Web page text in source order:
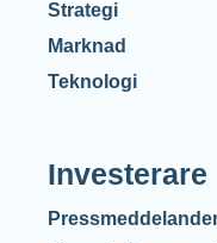
Strategi
Marknad
Teknologi
Investerare